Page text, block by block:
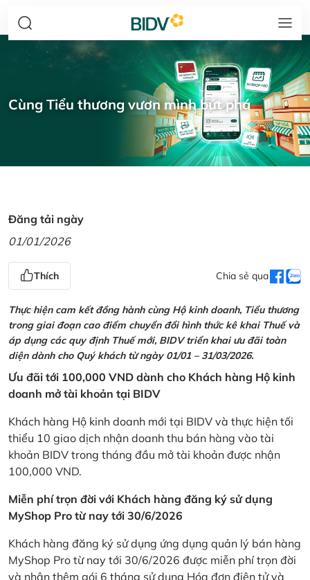
Cùng Tiểu thương vươn mình bứt phá
Đăng tải ngày
01/01/2026
Thích Chia sẻ qua
Thực hiện cam kết đồng hành cùng Hộ kinh doanh, Tiểu thương
trong giai đoạn cao điểm chuyển đổi hình thức kê khai Thuế và
áp dụng các quy định Thuế mới, BIDV triển khai ưu đãi toàn
diện dành cho Quý khách từ ngày 01/01 – 31/03/2026.
Ưu đãi tới 100,000 VND dành cho Khách hàng Hộ kinh
doanh mở tài khoản tại BIDV
Khách hàng Hộ kinh doanh mới tại BIDV và thực hiện tối
thiểu 10 giao dịch nhận doanh thu bán hàng vào tài
khoản BIDV trong tháng đầu mở tài khoản được nhận
100,000 VND.
Miễn phí trọn đời với Khách hàng đăng ký sử dụng
MyShop Pro từ nay tới 30/6/2026
Khách hàng đăng ký sử dụng ứng dụng quản lý bán hàng
MyShop Pro từ nay tới 30/6/2026 được miễn phí trọn đời
và nhận thêm gói 6 tháng sử dụng Hóa đơn điện tử và